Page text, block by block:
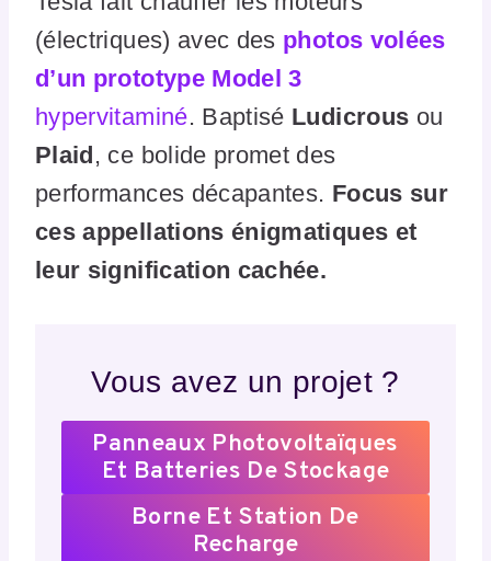
(électriques) avec des photos volées
d’un prototype Model 3
hypervitaminé. Baptisé Ludicrous ou
Plaid, ce bolide promet des
performances décapantes. Focus sur
ces appellations énigmatiques et
leur signification cachée.
Vous avez un projet ?
Panneaux Photovoltaïques
Et Batteries De Stockage
Borne Et Station De
Recharge